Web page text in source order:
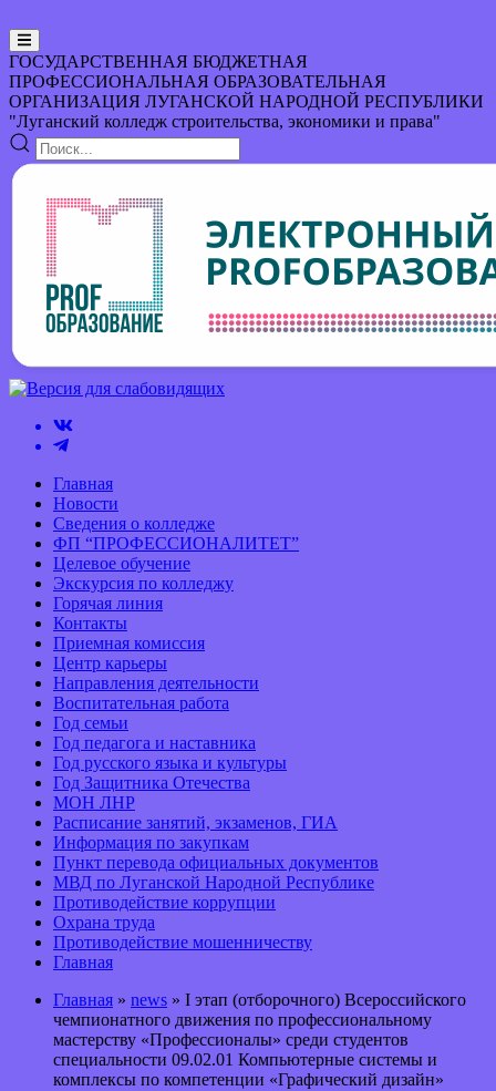
ГОСУДАРСТВЕННАЯ БЮДЖЕТНАЯ
ПРОФЕССИОНАЛЬНАЯ ОБРАЗОВАТЕЛЬНАЯ
ОРГАНИЗАЦИЯ ЛУГАНСКОЙ НАРОДНОЙ РЕСПУБЛИКИ
"Луганский колледж строительства, экономики и права"
Главная
Новости
Сведения о колледже
ФП “ПРОФЕССИОНАЛИТЕТ”
Целевое обучение
Экскурсия по колледжу
Горячая линия
Контакты
Приемная комиссия
Центр карьеры
Направления деятельности
Воспитательная работа
Год семьи
Год педагога и наставника
Год русского языка и культуры
Год Защитника Отечества
МОН ЛНР
Расписание занятий, экзаменов, ГИА
Информация по закупкам
Пункт перевода официальных документов
МВД по Луганской Народной Республике
Противодействие коррупции
Охрана труда
Противодействие мошенничеству
Главная
Главная » news » I этап (отборочного) Всероссийского
чемпионатного движения по профессиональному
мастерству «Профессионалы» среди студентов
специальности 09.02.01 Компьютерные системы и
комплексы по компетенции «Графический дизайн»